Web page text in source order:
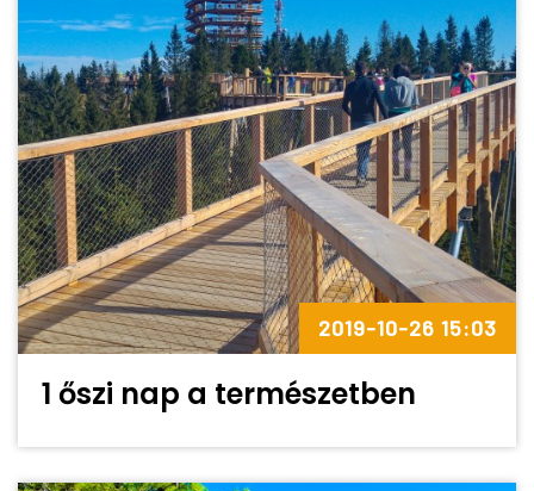
2019-10-26 15:03
1 őszi nap a természetben